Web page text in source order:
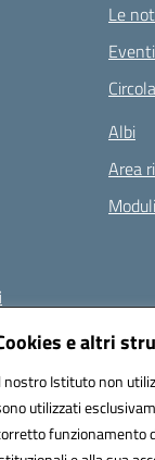
e altri
nostro Istituto non
utilizzati
funzionamento
Le
Albi
Area